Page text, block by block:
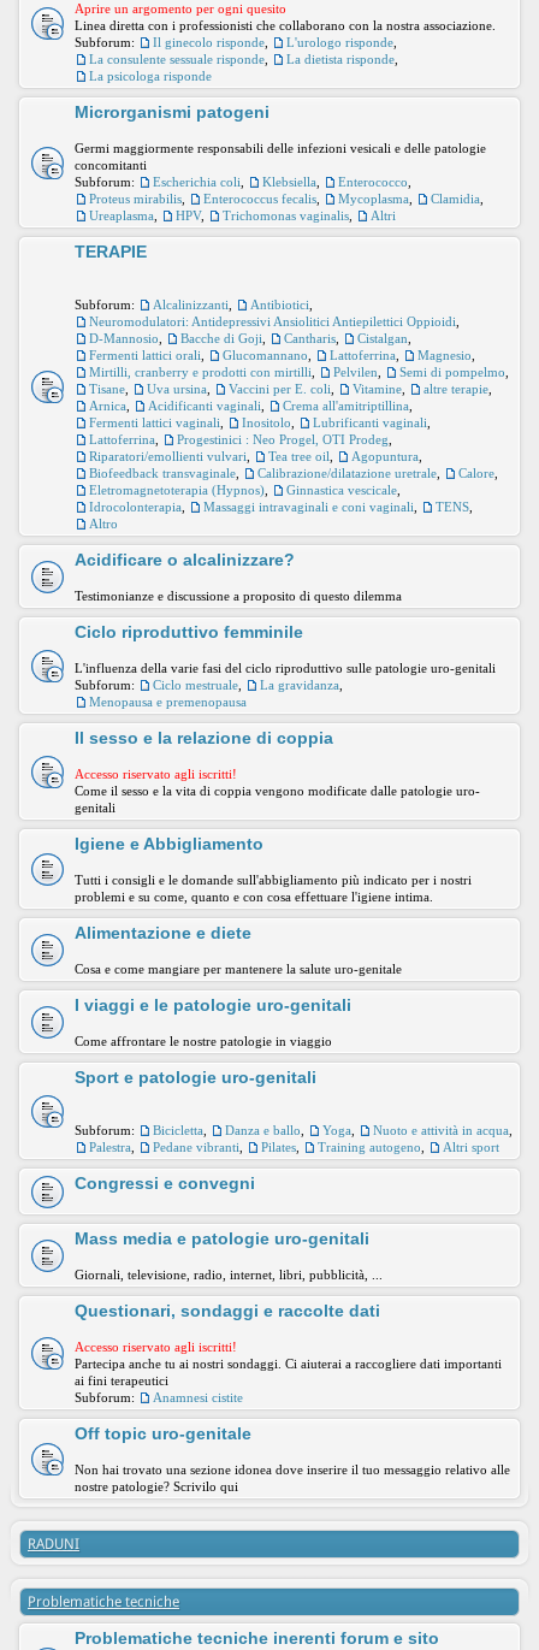
Aprire un argomento per ogni quesito
Linea diretta con i professionisti che collaborano con la nostra associazione.
Subforum:
Il ginecolo risponde L'urologo risponde
La consulente sessuale risponde
La dietista risponde
La psicologa risponde
Microrganismi patogeni
Germi maggiormente responsabili delle infezioni vesicali e delle patologie
concomitanti
Subforum:
Escherichia coli Klebsiella Enterococco
Proteus mirabilis
Enterococcus fecalis Mycoplasma Clamidia
Ureaplasma
HPV, Trichomonas vaginalis Altri
TERAPIE
Subforum: Alcalinizzanti Antibiotici
Neuromodulatori: Antidepressivi Ansiolitici Antiepilettici Oppioidi
D-Mannosio
Bacche di Goji Cantharis Cistalgan
Fermenti lattici orali
Glucomannano Lattoferrina Magnesio
Mirtilli, cranberry e prodotti con mirtilli
Pelvilen Semi di pompelmo
Tisane
Uva ursina Vaccini per E. coli Vitamine altre terapie
Arnica
Acidificanti vaginali Crema all'amitriptillina
Fermenti lattici vaginali
Inositolo Lubrificanti vaginali
Lattoferrina
Progestinici : Neo Progel, OTI Prodeg
Riparatori/emollienti vulvari
Tea tree oil Agopuntura
Biofeedback transvaginale
Calibrazione/dilatazione uretrale Calore
Eletromagnetoterapia (Hypnos)
Ginnastica vescicale
Idrocolonterapia
Massaggi intravaginali e coni vaginali TENS
Altro
Acidificare o alcalinizzare?
Testimonianze e discussione a proposito di questo dilemma
Ciclo riproduttivo femminile
L'influenza della varie fasi del ciclo riproduttivo sulle patologie uro-genitali
Subforum:
Ciclo mestruale La gravidanza
Menopausa e premenopausa
Il sesso e la relazione di coppia
Accesso riservato agli iscritti!
Come il sesso e la vita di coppia vengono modificate dalle patologie uro-
genitali
Igiene e Abbigliamento
Tutti i consigli e le domande sull'abbigliamento più indicato per i nostri
problemi e su come, quanto e con cosa effettuare l'igiene intima.
Alimentazione e diete
Cosa e come mangiare per mantenere la salute uro-genitale
I viaggi e le patologie uro-genitali
Come affrontare le nostre patologie in viaggio
Sport e patologie uro-genitali
Subforum: Bicicletta Danza e ballo Yoga Nuoto e attività in acqua
Palestra
Pedane vibranti Pilates Training autogeno Altri sport
Congressi e convegni
Mass media e patologie uro-genitali
Giornali, televisione, radio, internet, libri, pubblicità, ...
Questionari, sondaggi e raccolte dati
Accesso riservato agli iscritti!
Partecipa anche tu ai nostri sondaggi. Ci aiuterai a raccogliere dati importanti
ai fini terapeutici
Subforum:
Anamnesi cistite
Off topic uro-genitale
Non hai trovato una sezione idonea dove inserire il tuo messaggio relativo alle
nostre patologie? Scrivilo qui
RADUNI
Problematiche tecniche
Problematiche tecniche inerenti forum e sito